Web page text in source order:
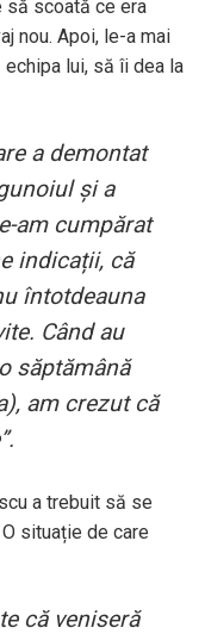
să scoată ce era
nou. Apoi, le-a mai
lui, să îi dea la
a demontat
și a
am cumpărat
indicații, că
întotdeauna
Când au
săptămână
am crezut că
a trebuit să se
situație de care
că veniseră